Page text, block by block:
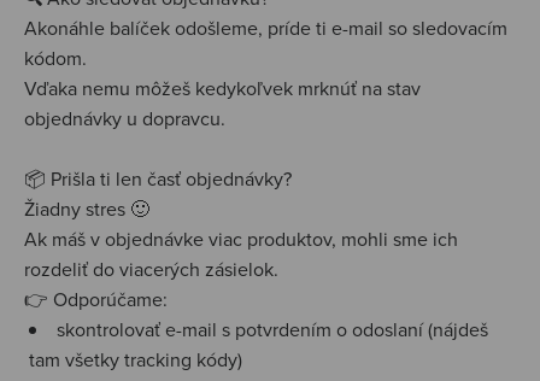
Akonáhle balíček odošleme, príde ti e-mail so sledovacím
kódom.
Vďaka nemu môžeš kedykoľvek mrknúť na stav
objednávky u dopravcu.
📦 Prišla ti len časť objednávky?
Žiadny stres 🙂
Ak máš v objednávke viac produktov, mohli sme ich
rozdeliť do viacerých zásielok.
👉 Odporúčame:
skontrolovať e-mail s potvrdením o odoslaní (nájdeš
tam všetky tracking kódy)